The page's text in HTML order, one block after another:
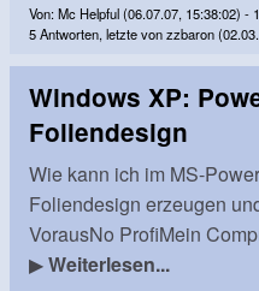
Von: Mc Helpful (06.07.07, 15:38:02) -
5 Antworten, letzte von zzbaron
Windows XP:
Foliendesign
Wie kann ich im MS-
Foliendesign erzeugen
VorausNo ProfiMein
▶Weiterlesen...